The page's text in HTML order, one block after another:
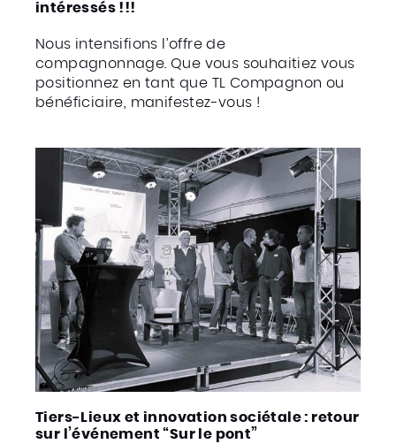
intéressés !!!
Nous intensifions l’offre de
compagnonnage. Que vous souhaitiez vous
positionnez en tant que TL Compagnon ou
bénéficiaire, manifestez-vous !
Tiers-Lieux et innovation sociétale : retour
sur l’événement “Sur le pont”